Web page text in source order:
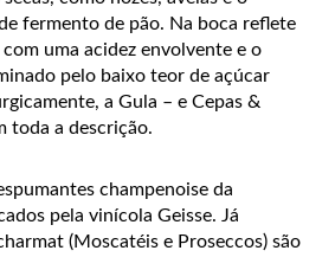
fermento de pão. Na boca reflete
uma acidez envolvente e o
pelo baixo teor de açúcar
a Gula – e Cepas &
toda a descrição.
champenoise da
pela vinícola Geisse. Já
(Moscatéis e Proseccos) são